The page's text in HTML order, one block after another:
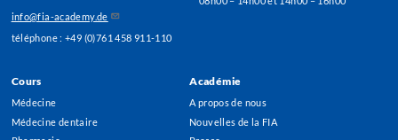
info@fia-academy.de
téléphone : +49 (0)761 458 911-110
Footer
Menu
Cours
Médecine
Médecine dentaire
Académie
A propos de nous
Nouvelles de la FIA